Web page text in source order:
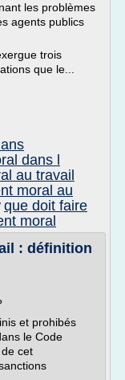
les problèmes
agents publics
trois
que le...
dans l
au travail
moral au
que doit faire
moral
: définition
et prohibés
le Code
cet